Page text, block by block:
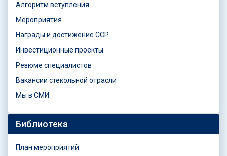
Алгоритм вступления
Мероприятия
Награды и достижение ССР
Инвестиционные проекты
Резюме специалистов
Вакансии стекольной отрасли
Мы в СМИ
Библиотека
План мероприятий